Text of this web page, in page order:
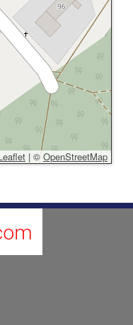
| © OpenStreetMap